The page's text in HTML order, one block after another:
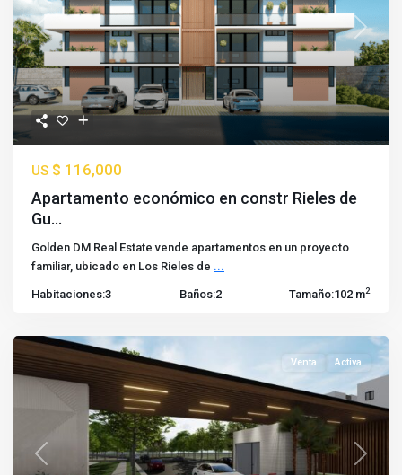
Previous Next
US $ 116,000
Apartamento económico en constr Rieles de
Gu...
Golden DM Real Estate vende apartamentos en un proyecto
familiar, ubicado en Los Rieles de ...
Habitaciones:3 Baños:2 Tamaño:102 m2
Previous Next
Venta Activa